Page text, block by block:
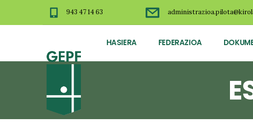
943 47 14 63
HASIERA FEDERAZIOA